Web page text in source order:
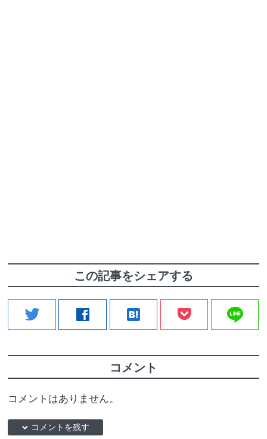
この記事をシェアする
twitter facebook hatenabookmark line
コメント
コメントはありません。
down コメントを残す